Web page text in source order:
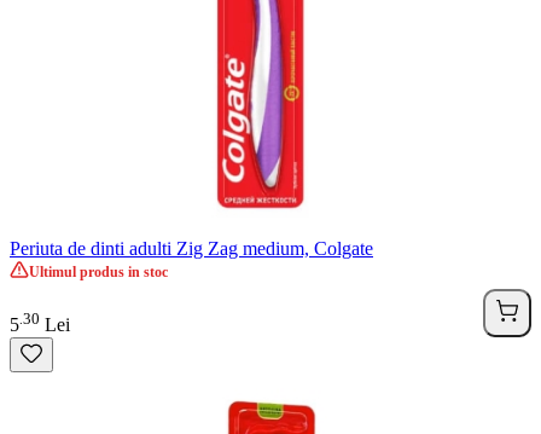
Periuta de dinti adulti Zig Zag medium, Colgate
Ultimul produs in stoc
5 30 Lei